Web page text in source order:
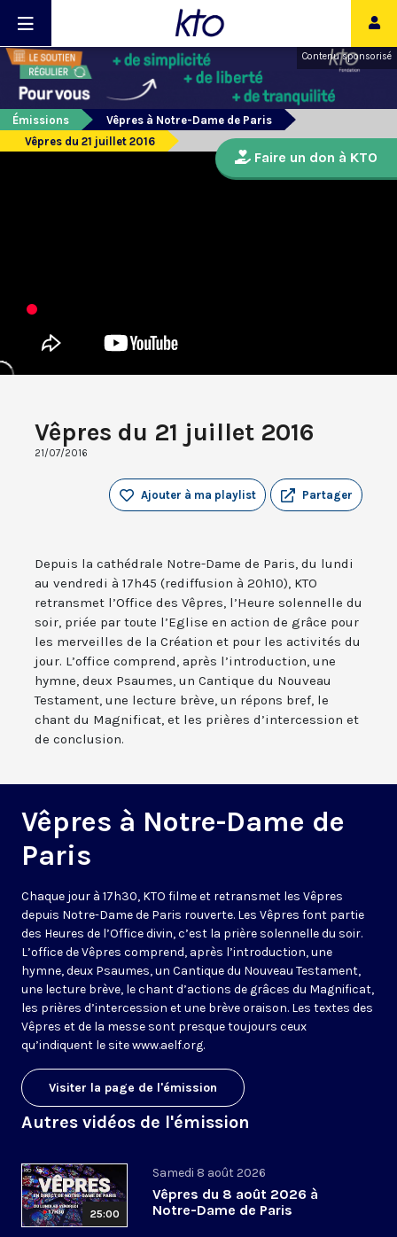
Contenu sponsorisé
Émissions
Vêpres à Notre-Dame de Paris
Vêpres du 21 juillet 2016
Vêpres du 21 juillet 2016
21/07/2016
Partager
Ajouter à ma playlist
Depuis la cathédrale Notre-Dame de Paris, du lundi
au vendredi à 17h45 (rediffusion à 20h10), KTO
retransmet l’Office des Vêpres, l’Heure solennelle du
soir, priée par toute l’Eglise en action de grâce pour
les merveilles de la Création et pour les activités du
jour. L’office comprend, après l’introduction, une
hymne, deux Psaumes, un Cantique du Nouveau
Testament, une lecture brève, un répons bref, le
chant du Magnificat, et les prières d’intercession et
de conclusion.
Vêpres à Notre-Dame de
Paris
Chaque jour à 17h30, KTO filme et retransmet les Vêpres
depuis Notre-Dame de Paris rouverte. Les Vêpres font partie
des Heures de l’Office divin, c’est la prière solennelle du soir.
L’office de Vêpres comprend, après l’introduction, une
hymne, deux Psaumes, un Cantique du Nouveau Testament,
une lecture brève, le chant d’actions de grâces du Magnificat,
les prières d’intercession et une brève oraison. Les textes des
Vêpres et de la messe sont presque toujours ceux
qu’indiquent le sitewww.aelf.org.
Visiter la page de l'émission
Autres vidéos de l'émission
25:00
Samedi 8 août 2026
Vêpres du 8 août 2026 à
Notre-Dame de Paris
Faire un don à KTO